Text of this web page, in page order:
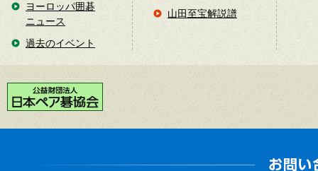
ヨーロッパ囲碁
ニュース
過去のイベント
山田至宝解説譜